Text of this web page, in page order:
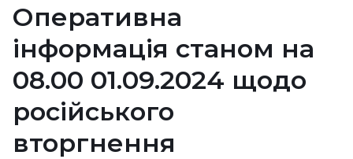
Оперативна
інформація станом на
08.00 01.09.2024 щодо
російського
вторгнення